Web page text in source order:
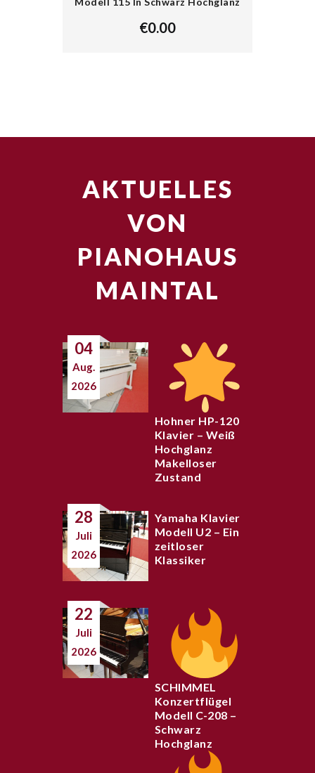
€0.00
AKTUELLES
VON
PIANOHAUS
MAINTAL
04
Aug.
2026
Hohner HP-120
Klavier – Weiß
Hochglanz
Makelloser
Zustand
28
Juli
2026
Yamaha Klavier
Modell U2 – Ein
zeitloser
Klassiker
22
Juli
2026
SCHIMMEL
Konzertflügel
Modell C-208 –
Schwarz
Hochglanz